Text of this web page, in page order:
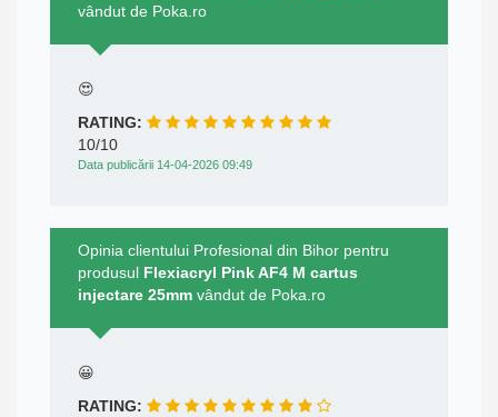
vândut de Poka.ro
😍
RATING:
10/10
Data publicării 14-04-2026 09:49
Opinia clientului Profesional din Bihor pentru
produsul Flexiacryl Pink AF4 M cartus
injectare 25mm vândut de Poka.ro
😀
RATING: